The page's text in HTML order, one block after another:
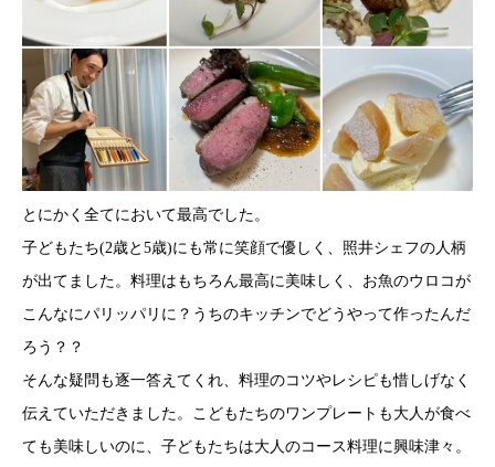
とにかく全てにおいて最高でした。
子どもたち(2歳と5歳)にも常に笑顔で優しく、照井シェフの人柄
が出てました。料理はもちろん最高に美味しく、お魚のウロコが
こんなにパリッパリに？うちのキッチンでどうやって作ったんだ
ろう？？
そんな疑問も逐一答えてくれ、料理のコツやレシピも惜しげなく
伝えていただきました。こどもたちのワンプレートも大人が食べ
ても美味しいのに、子どもたちは大人のコース料理に興味津々。